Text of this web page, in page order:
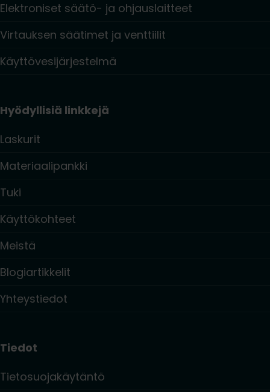
Elektroniset säätö- ja ohjauslaitteet
Virtauksen säätimet ja venttiilit
Käyttövesijärjestelmä
Hyödyllisiä linkkejä
Laskurit
Materiaalipankki
Tuki
Käyttökohteet
Meistä
Blogiartikkelit
Yhteystiedot
Tiedot
Tietosuojakäytäntö